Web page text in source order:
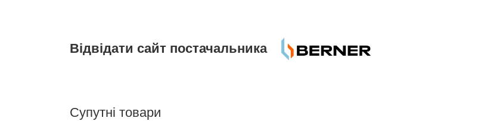
Відвідати сайт постачальника
Супутні товари